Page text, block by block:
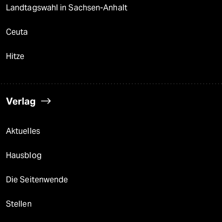
Landtagswahl in Sachsen-Anhalt
Ceuta
Hitze
Verlag
Aktuelles
Hausblog
Die Seitenwende
Stellen